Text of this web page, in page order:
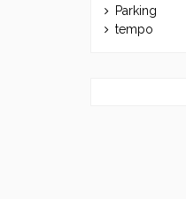
Parking
tempo